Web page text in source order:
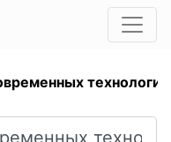
технологий